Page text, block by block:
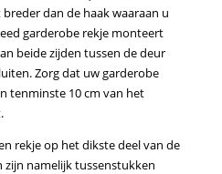
dan de haak waaraan u
garderobe rekje monteert
beide zijden tussen de deur
Zorg dat uw garderobe
tenminste 10 cm van het
rekje op het dikste deel van de
zijn namelijk tussenstukken